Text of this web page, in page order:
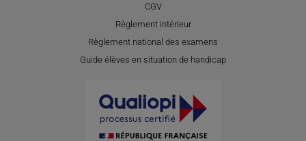
CGV
Règlement intérieur
Règlement national des examens
Guide élèves en situation de handicap